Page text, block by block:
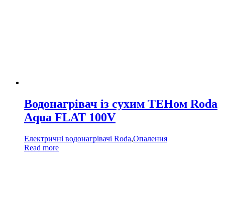
Водонагрівач із сухим ТЕНом Roda
Aqua FLAT 100V
Електричні водонагрівачі Roda,Опалення
Read more